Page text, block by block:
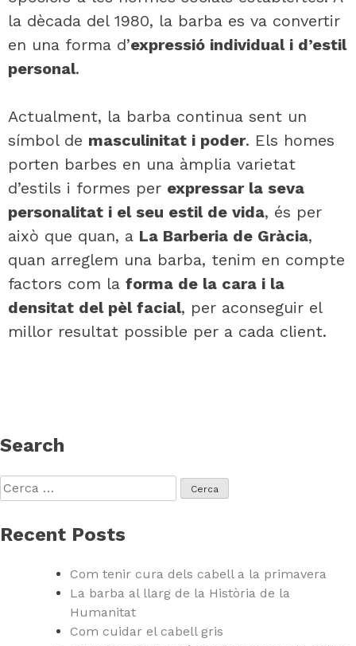
la dècada del 1980, la barba es va convertir
en una forma d’expressió individual i d’estil
personal.
Actualment, la barba continua sent un
símbol de masculinitat i poder. Els homes
porten barbes en una àmplia varietat
d’estils i formes per expressar la seva
personalitat i el seu estil de vida, és per
això que quan, a La Barberia de Gràcia,
quan arreglem una barba, tenim en compte
factors com la forma de la cara i la
densitat del pèl facial, per aconseguir el
millor resultat possible per a cada client.
Search
Cerca:
Recent Posts
Com tenir cura dels cabell a la primavera
La barba al llarg de la Història de la
Humanitat
Com cuidar el cabell gris